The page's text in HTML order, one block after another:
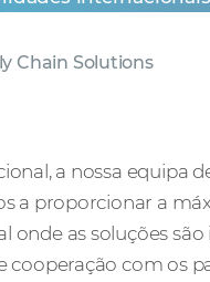
Chain Solutions
a nossa equipa
a proporcionar a
as soluções
com os